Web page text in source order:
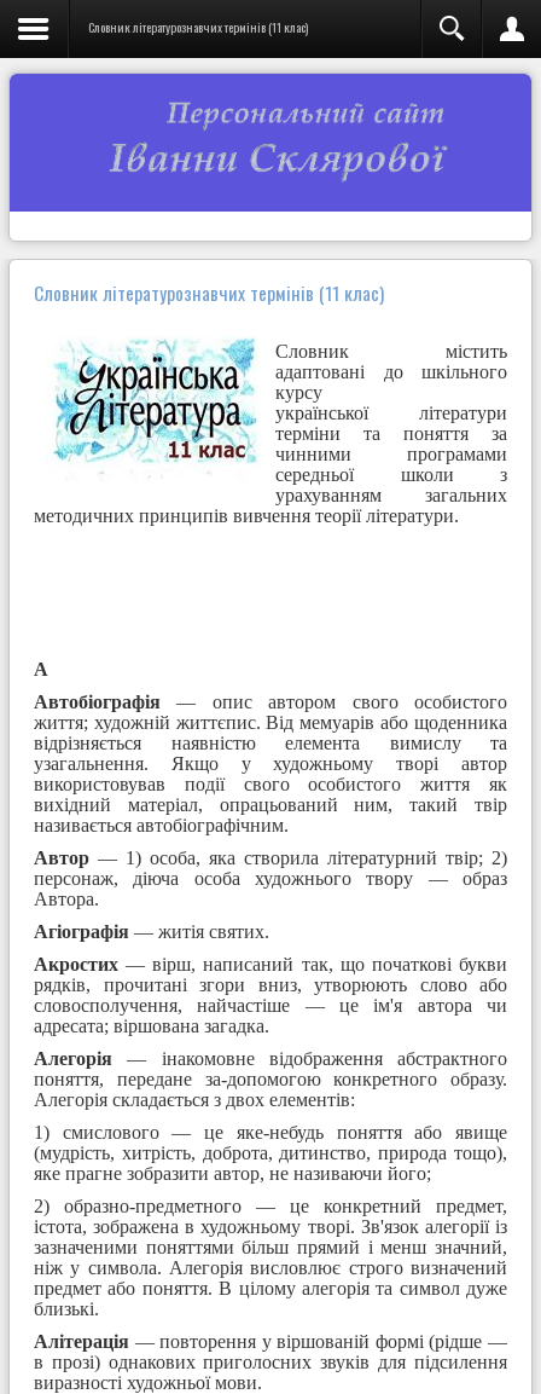
Словник літературознавчих термінів (11 клас)
Словник літературознавчих термінів (11 клас)
Словник містить
адаптовані до шкільного
курсу
української літератури
терміни та поняття за
чинними програмами
середньої школи з
урахуванням загальних
методичних принципів вивчення теорії літератури.
А
Автобіографія — опис автором свого особистого
життя; художній життєпис. Від мемуарів або щоденника
відрізняється наявністю елемента вимислу та
узагальнення. Якщо у художньому творі автор
використовував події свого особистого життя як
вихідний матеріал, опрацьований ним, такий твір
називається автобіографічним.
Автор — 1) особа, яка створила літературний твір; 2)
персонаж, діюча особа художнього твору — образ
Автора.
Агіографія — житія святих.
Акростих — вірш, написаний так, що початкові букви
рядків, прочитані згори вниз, утворюють слово або
словосполучення, найчастіше — це ім'я автора чи
адресата; віршована загадка.
Алегорія — інакомовне відображення абстрактного
поняття, передане за-допомогою конкретного образу.
Алегорія складається з двох елементів:
1) смислового — це яке-небудь поняття або явище
(мудрість, хитрість, доброта, дитинство, природа тощо),
яке прагне зобразити автор, не називаючи його;
2) образно-предметного — це конкретний предмет,
істота, зображена в художньому творі. Зв'язок алегорії із
зазначеними поняттями більш прямий і менш значний,
ніж у символа. Алегорія висловлює строго визначений
предмет або поняття. В цілому алегорія та символ дуже
близькі.
Алітерація — повторення у віршованій формі (рідше —
в прозі) однакових приголосних звуків для підсилення
виразності художньої мови.